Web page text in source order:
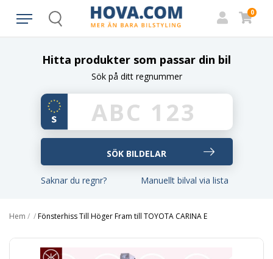
Search
0
Hitta produkter som passar din bil
Sök på ditt regnummer
Saknar du regnr? Manuellt bilval via lista
Hem / /Fönsterhiss Till Höger Fram till TOYOTA CARINA E